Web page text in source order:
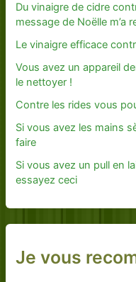
Du vinaigre de cidre
message de Noëlle m’a
Le vinaigre efficace
Vous avez un appareil
le nettoyer !
Contre les rides vous
Si vous avez les mains
faire
Si vous avez un pull en
essayez ceci
Je vous